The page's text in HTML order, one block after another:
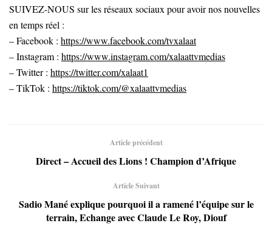
SUIVEZ-NOUS sur les réseaux sociaux pour avoir nos nouvelles
en temps réel :
– Facebook : https://www.facebook.com/tvxalaat
– Instagram : https://www.instagram.com/xalaattvmedias
– Twitter : https://twitter.com/xalaat1
– TikTok : https://tiktok.com/@xalaattvmedias
Article précédent
Direct – Accueil des Lions ! Champion d’Afrique
Article Suivant
Sadio Mané explique pourquoi il a ramené l’équipe sur le
terrain, Echange avec Claude Le Roy, Diouf